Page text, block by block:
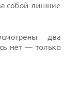
собой лишние
два
нет — только